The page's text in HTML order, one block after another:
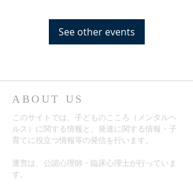
See other events
ABOUT US
​このサイトでは、子どものこころ（メンタルヘ
ルス）に関する情報と、発達に関する情報・子
育てに役立つ情報等の発信を行います。
​運営は、公認心理師・臨床心理士が行っていま
す。